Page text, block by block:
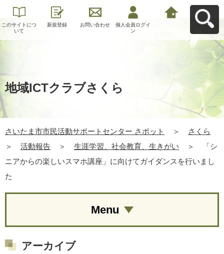
このサイトにつ
いて
新規登録 お問い合わせ
個人会員ログイ
ン
地域ICTクラブさくら
さいたま市市民活動サポートセンター さポット ＞
さくら
＞
活動報告 ＞ 生涯学習、社会教育、生きがい ＞
「シ
ニアからの楽しいスマホ講座」に向けてガイダンスを行いまし
た
Menu
アーカイブ